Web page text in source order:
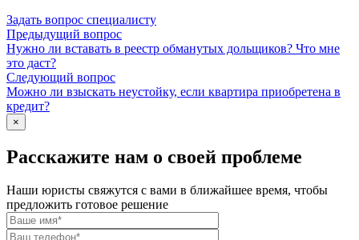
Задать вопрос специалисту
Предыдущий вопрос
Нужно ли вставать в реестр обманутых дольщиков? Что мне
это даст?
Следующий вопрос
Можно ли взыскать неустойку, если квартира приобретена в
кредит?
×
Расскажите нам о своей проблеме
Наши юристы свяжутся с вами в ближайшее время, чтобы
предложить готовое решение